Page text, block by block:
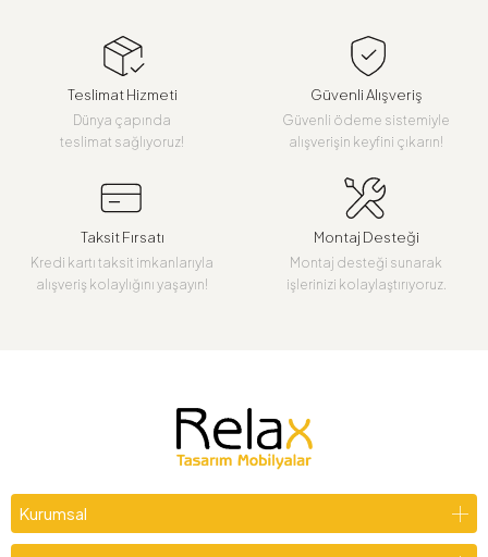
Teslimat Hizmeti
Dünya çapında
teslimat sağlıyoruz!
Güvenli Alışveriş
Güvenli ödeme sistemiyle
alışverişin keyfini çıkarın!
Taksit Fırsatı
Kredi kartı taksit imkanlarıyla
alışveriş kolaylığını yaşayın!
Montaj Desteği
Montaj desteği sunarak
işlerinizi kolaylaştırıyoruz.
Kurumsal